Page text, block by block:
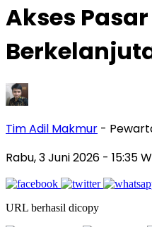
Akses
Tim Adil Makmur -
Rabu, 3 Juni 2026 - 15:35
URL berhasil dicopy